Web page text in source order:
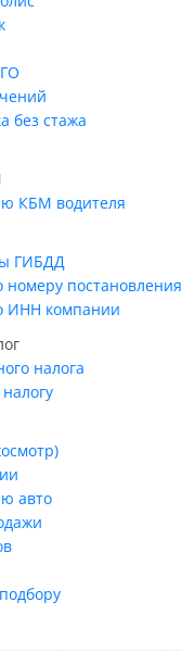
без стажа
КБМ водителя
ГИБДД
постановления
компании
налога
авто